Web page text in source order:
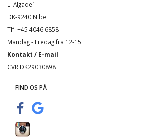
Li Algade1
DK-9240 Nibe
Tlf: +45 4046 6858
Mandag - Fredag fra 12-15
Kontakt / E-mail
CVR DK29030898
FIND OS PÅ